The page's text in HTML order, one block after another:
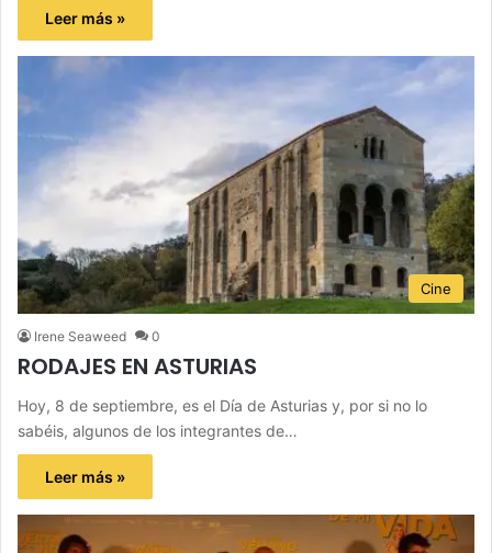
Leer más »
Cine
Irene Seaweed 0
RODAJES EN ASTURIAS
Hoy, 8 de septiembre, es el Día de Asturias y, por si no lo
sabéis, algunos de los integrantes de…
Leer más »